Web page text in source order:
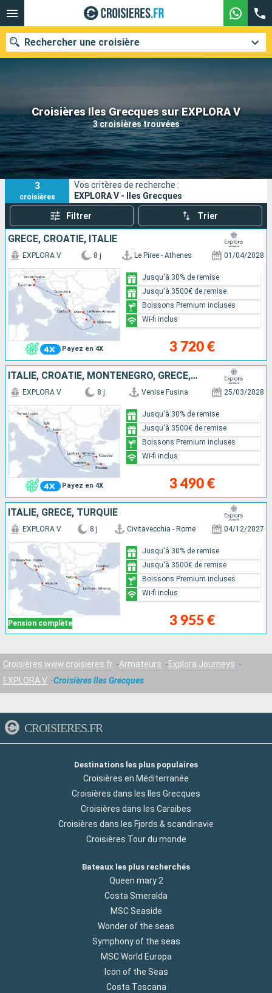
Croisières Iles Grecques sur EXPLORA V
3 croisières trouvées
Rechercher une croisière
Nos destinations
Mois de départ
Ports Compagnies
Rechercher
3
croisières
Vos critères de recherche :
EXPLORA V - Iles Grecques
Filtrer Trier
GRÈCE, CROATIE, ITALIE
Payez en 4X
EXPLORA V 8 j Le Piree - Athenes 01/04/2028
3 720 €
Jusqu'à 30% de remise
Jusqu'à 3500€ de remise
Boissons Premium incluses
Wi-fi inclus
ITALIE, CROATIE, MONTÉNÉGRO, GRÈCE, TURQUIE
Payez en 4X
EXPLORA V 8 j Venise Fusina 25/03/2028
3 490 €
Jusqu'à 30% de remise
Jusqu'à 3500€ de remise
Boissons Premium incluses
Wi-fi inclus
ITALIE, GRÈCE, TURQUIE
Pension complète
EXPLORA V 8 j Civitavecchia - Rome 04/12/2027
3 955 €
Jusqu'à 30% de remise
Jusqu'à 3500€ de remise
Boissons Premium incluses
Wi-fi inclus
Croisières www.croisieres.fr Armateurs
Explora Journeys
EXPLORA V
Croisières Iles Grecques
CROISIERES.FR
Destinations les plus populaires
Croisières en Méditerranée
Croisières dans les Iles Grecques
Croisières dans les Caraibes
Croisières dans les Fjords & scandinavie
Croisières Tour du monde
Bateaux les plus recherchés
Queen mary 2
Costa Smeralda
MSC Seaside
Wonder of the seas
Symphony of the seas
MSC World Europa
Icon of the Seas
Costa Toscana